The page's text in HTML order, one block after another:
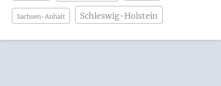
Sachsen-Anhalt Schleswig-Holstein